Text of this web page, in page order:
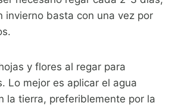
invierno basta con una vez por
y flores al regar para
Lo mejor es aplicar el agua
la tierra, preferiblemente por la